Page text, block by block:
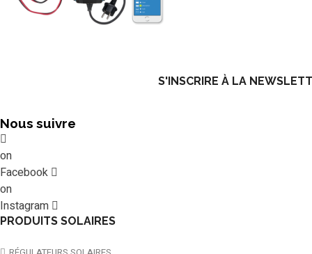
S'INSCRIRE À LA
Nous suivre
on
Facebook
on
Instagram
PRODUITS SOLAIRES